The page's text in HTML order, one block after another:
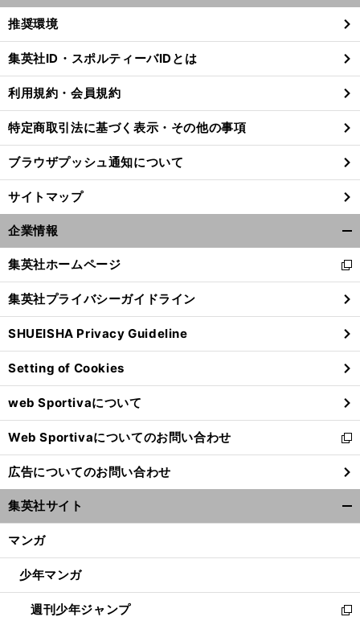
閉
る
推奨環境
集英社ID・スポルティーバIDとは
利用規約・会員規約
特定商取引法に基づく表示・その他の事項
ブラウザプッシュ通知について
サイトマップ
企業情報
閉
る
集英社ホームページ
新
し
い
ウ
ィ
ン
ド
ウ
で
開
く
集英社プライバシーガイドライン
SHUEISHA Privacy Guideline
Setting of Cookies
web Sportivaについて
Web Sportivaについてのお問い合わせ
新
し
い
ウ
ィ
ン
ウ
開
く
広告についてのお問い合わせ
集英社サイト
マンガ
少年マンガ
週刊少年ジャンプ
新